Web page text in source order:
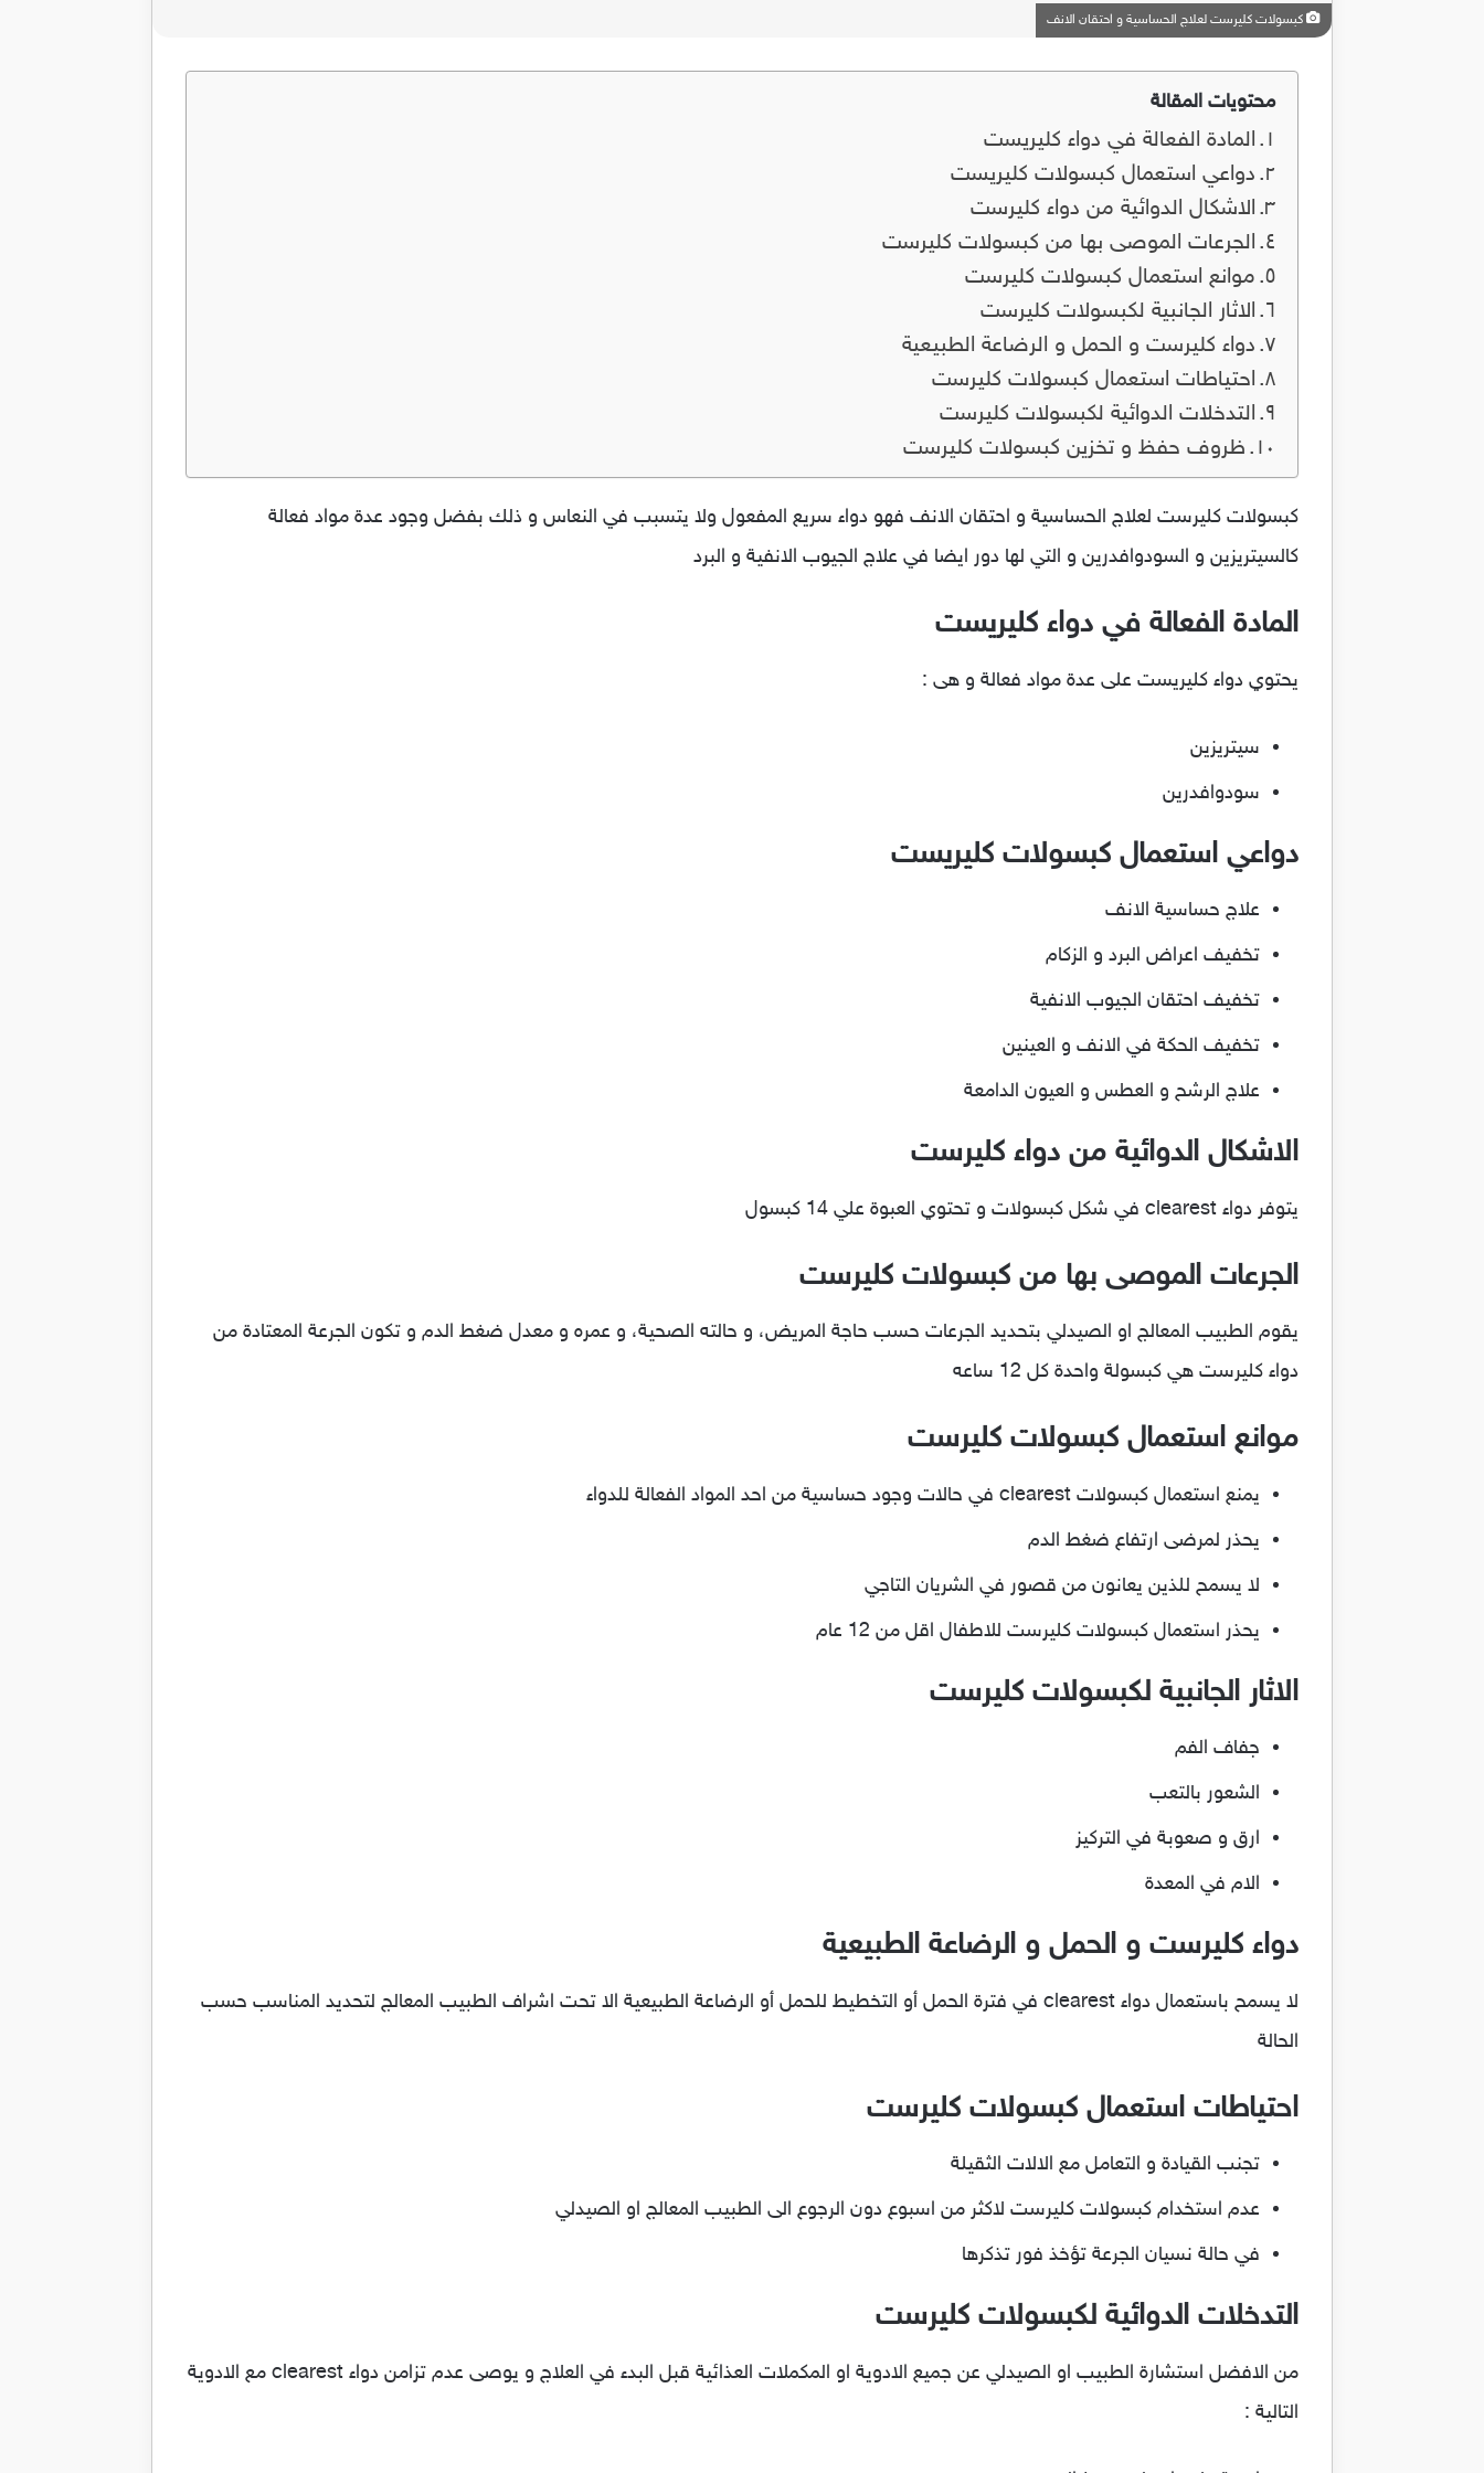
كبسولات كليرست لعلاج الحساسية و احتقان الانف
محتويات المقالة
المادة الفعالة في دواء كليريست
دواعي استعمال كبسولات كليريست
الاشكال الدوائية من دواء كليرست
الجرعات الموصى بها من كبسولات كليرست
موانع استعمال كبسولات كليرست
الاثار الجانبية لكبسولات كليرست
دواء كليرست و الحمل و الرضاعة الطبيعية
احتياطات استعمال كبسولات كليرست
التدخلات الدوائية لكبسولات كليرست
ظروف حفظ و تخزين كبسولات كليرست
كبسولات كليرست لعلاج الحساسية و احتقان الانف فهو دواء سريع المفعول ولا يتسبب في النعاس و ذلك بفضل وجود عدة مواد فعالة
كالسيتريزين و السودوافدرين و التي لها دور ايضا في علاج الجيوب الانفية و البرد
المادة الفعالة في دواء كليريست
يحتوي دواء كليريست على عدة مواد فعالة و هى :
سيتريزين
سودوافدرين
دواعي استعمال كبسولات كليريست
علاج حساسية الانف
تخفيف اعراض البرد و الزكام
تخفيف احتقان الجيوب الانفية
تخفيف الحكة في الانف و العينين
علاج الرشح و العطس و العيون الدامعة
الاشكال الدوائية من دواء كليرست
يتوفر دواء clearest في شكل كبسولات و تحتوي العبوة علي 14 كبسول
الجرعات الموصى بها من كبسولات كليرست
يقوم الطبيب المعالج او الصيدلي بتحديد الجرعات حسب حاجة المريض، و حالته الصحية، و عمره و معدل ضغط الدم و تكون الجرعة المعتادة من
دواء كليرست هي كبسولة واحدة كل 12 ساعه
موانع استعمال كبسولات كليرست
يمنع استعمال كبسولات clearest في حالات وجود حساسية من احد المواد الفعالة للدواء
يحذر لمرضى ارتفاع ضغط الدم
لا يسمح للذين يعانون من قصور في الشريان التاجي
يحذر استعمال كبسولات كليرست للاطفال اقل من 12 عام
الاثار الجانبية لكبسولات كليرست
جفاف الفم
الشعور بالتعب
ارق و صعوبة في التركيز
الام في المعدة
دواء كليرست و الحمل و الرضاعة الطبيعية
لا يسمح باستعمال دواء clearest في فترة الحمل أو التخطيط للحمل أو الرضاعة الطبيعية الا تحت اشراف الطبيب المعالج لتحديد المناسب حسب
الحالة
احتياطات استعمال كبسولات كليرست
تجنب القيادة و التعامل مع الالات الثقيلة
عدم استخدام كبسولات كليرست لاكثر من اسبوع دون الرجوع الى الطبيب المعالج او الصيدلي
في حالة نسيان الجرعة تؤخذ فور تذكرها
التدخلات الدوائية لكبسولات كليرست
من الافضل استشارة الطبيب او الصيدلي عن جميع الادوية او المكملات العذائية قبل البدء في العلاج و يوصى عدم تزامن دواء clearest مع الادوية
التالية :